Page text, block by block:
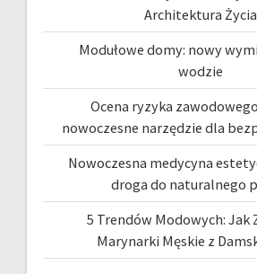
Architektura Życia
Modułowe domy: nowy
wodzie
Ocena ryzyka
nowoczesne narzędzie dla
Nowoczesna medycyna
droga do naturalnego
5 Trendów Modowych: Jak
Marynarki Męskie z